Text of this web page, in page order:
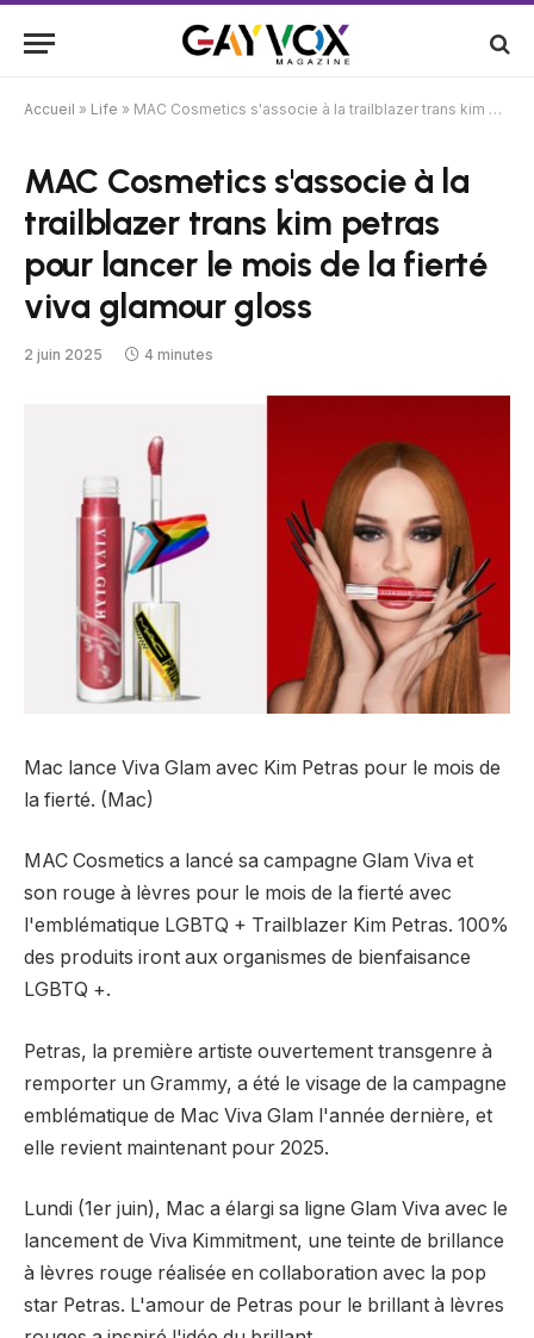
Accueil » Life » MAC Cosmetics s'associe à la trailblazer trans kim petras pour lancer le mois de la fierté viva glamour gloss
MAC Cosmetics s'associe à la
trailblazer trans kim petras
pour lancer le mois de la fierté
viva glamour gloss
2 juin 2025 4 minutes
Mac lance Viva Glam avec Kim Petras pour le mois de
la fierté. (Mac)
MAC Cosmetics a lancé sa campagne Glam Viva et
son rouge à lèvres pour le mois de la fierté avec
l'emblématique LGBTQ + Trailblazer Kim Petras. 100%
des produits iront aux organismes de bienfaisance
LGBTQ +.
Petras, la première artiste ouvertement transgenre à
remporter un Grammy, a été le visage de la campagne
emblématique de Mac Viva Glam l'année dernière, et
elle revient maintenant pour 2025.
Lundi (1er juin), Mac a élargi sa ligne Glam Viva avec le
lancement de Viva Kimmitment, une teinte de brillance
à lèvres rouge réalisée en collaboration avec la pop
star Petras. L'amour de Petras pour le brillant à lèvres